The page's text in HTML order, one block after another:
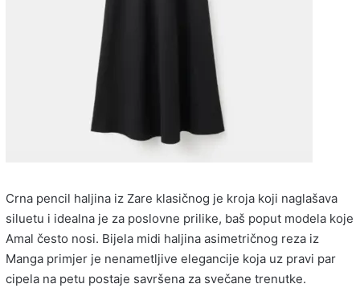
Crna pencil haljina iz Zare klasičnog je kroja koji naglašava
siluetu i idealna je za poslovne prilike, baš poput modela koje
Amal često nosi. Bijela midi haljina asimetričnog reza iz
Manga primjer je nenametljive elegancije koja uz pravi par
cipela na petu postaje savršena za svečane trenutke.